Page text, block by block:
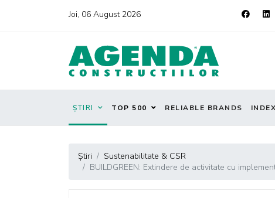
Joi, 06 August 2026
ȘTIRI TOP 500 RELIABLE BRANDS
Știri
Sustenabilitate & CSR
BUILDGREEN: Extindere de activitate cu